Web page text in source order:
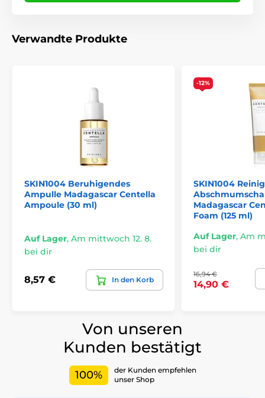
Verwandte Produkte
SKIN1004 Beruhigendes
Ampulle Madagascar Centella
Ampoule (30 ml)
Auf Lager, Am mittwoch 12. 8.
bei dir
8,57 € In den Korb
-12%
SKIN1004
Madagascar
Foam (125 ml)
Auf Lager, Am
bei dir
16,94 €
14,90 €
Von unseren
Kunden bestätigt
100%
der Kunden empfehlen
unser Shop